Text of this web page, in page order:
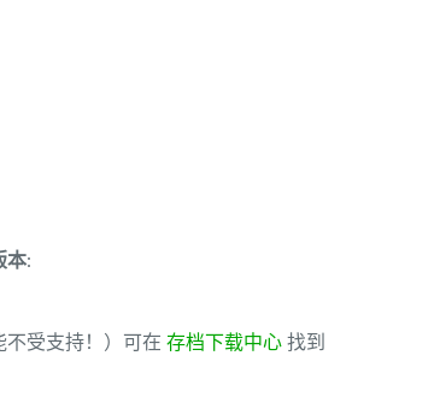
本:
不受支持！）可在 存档下载中心 找到